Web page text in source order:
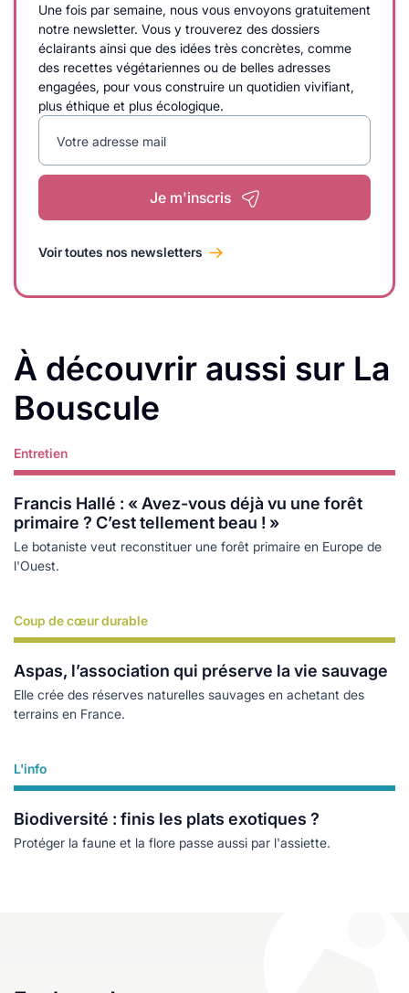
Une fois par semaine, nous vous envoyons gratuitement
notre newsletter. Vous y trouverez des dossiers
éclairants ainsi que des idées très concrètes, comme
des recettes végétariennes ou de belles adresses
engagées, pour vous construire un quotidien vivifiant,
plus éthique et plus écologique.
Votre adresse mail
Je m'inscris
Voir toutes nos newsletters
À découvrir aussi sur La
Bouscule
Entretien
Francis Hallé : « Avez-vous déjà vu une forêt
primaire ? C’est tellement beau ! »
Le botaniste veut reconstituer une forêt primaire en Europe de
l'Ouest.
Lire plus
Coup de cœur durable
Aspas, l’association qui préserve la vie sauvage
Elle crée des réserves naturelles sauvages en achetant des
terrains en France.
Lire plus
L'info
Biodiversité : finis les plats exotiques ?
Protéger la faune et la flore passe aussi par l'assiette.
Lire plus